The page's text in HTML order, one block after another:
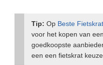
Tip: Op Beste
voor het kopen van
goedkoopste
een een fietskrat